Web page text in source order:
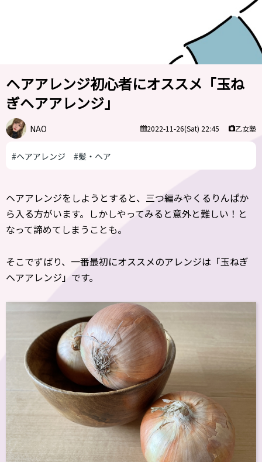
ヘアアレンジ初心者にオススメ「玉ね
ぎヘアアレンジ」
NAO 2022-11-26(Sat) 22:45 乙女塾
#ヘアアレンジ #髪・ヘア
ヘアアレンジをしようとすると、三つ編みやくるりんぱか
ら入る方がいます。しかしやってみると意外と難しい！と
なって諦めてしまうことも。
そこでずばり、一番最初にオススメのアレンジは「玉ねぎ
ヘアアレンジ」です。